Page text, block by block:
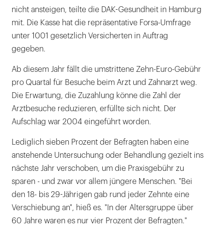
nicht ansteigen, teilte die DAK-Gesundheit in Hamburg
mit. Die Kasse hat die repräsentative Forsa-Umfrage
unter 1001 gesetzlich Versicherten in Auftrag
gegeben.
Ab diesem Jahr fällt die umstrittene Zehn-Euro-Gebühr
pro Quartal für Besuche beim Arzt und Zahnarzt weg.
Die Erwartung, die Zuzahlung könne die Zahl der
Arztbesuche reduzieren, erfüllte sich nicht. Der
Aufschlag war 2004 eingeführt worden.
Lediglich sieben Prozent der Befragten haben eine
anstehende Untersuchung oder Behandlung gezielt ins
nächste Jahr verschoben, um die Praxisgebühr zu
sparen - und zwar vor allem jüngere Menschen. "Bei
den 18- bis 29-Jährigen gab rund jeder Zehnte eine
Verschiebung an", hieß es. "In der Altersgruppe über
60 Jahre waren es nur vier Prozent der Befragten."